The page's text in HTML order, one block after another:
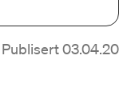
Publisert 03.04.20